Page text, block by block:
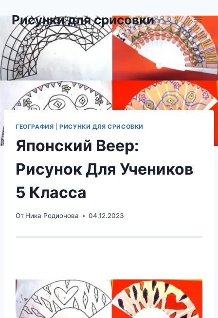
содержимому
Рисунки для срисовки
ГЕОГРАФИЯ |РИСУНКИ ДЛЯ СРИСОВКИ
Японский Веер:
Рисунок Для Учеников
5 Класса
От Ника Родионова 04.12.2023